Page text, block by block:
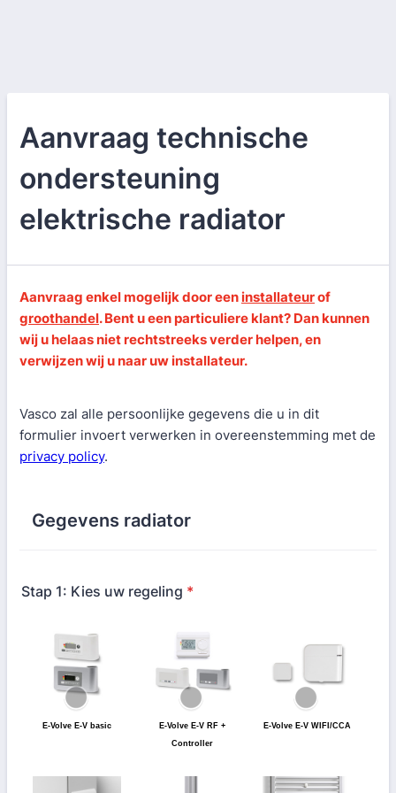
Aanvraag technische
ondersteuning
elektrische radiator
Aanvraag enkel mogelijk door eeninstallateurof
groothandel. Bent u een particuliere klant? Dan kunnen
wij u helaas niet rechtstreeks verder helpen, en
verwijzen wij u naar uw installateur.
Vasco zal alle persoonlijke gegevens die u in dit
formulier invoert verwerken in overeenstemming met de
privacy policy.
Gegevens radiator
Stap 1: Kies uw regeling *